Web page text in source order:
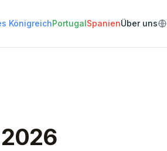
KönigreichPortugalSpanienÜber uns